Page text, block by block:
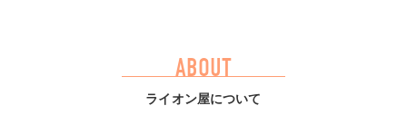
ABOUT
ライオン屋について